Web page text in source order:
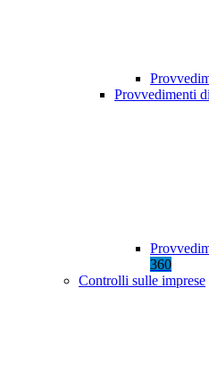
Provvedimenti
360
Controlli sulle imprese